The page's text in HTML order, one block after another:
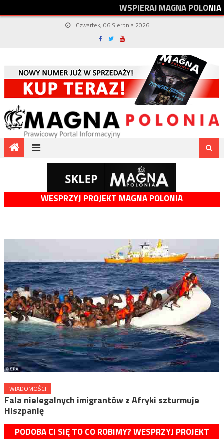
WSPIERAJMAGNAPOLONIA
Czwartek, 06 Sierpnia 2026
WESPRZYJ PROJEKT MAGNA POLONIA
WIADOMOŚCI
Fala nielegalnych imigrantów z Afryki szturmuje
Hiszpanię
PODOBA CI SIĘ TO CO ROBIMY? WESPRZYJ PROJEKT